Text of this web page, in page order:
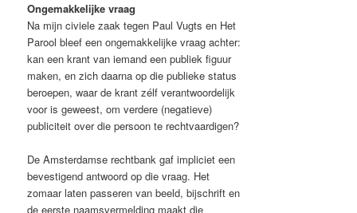
Ongemakkelijke vraag
Na mijn civiele zaak tegen Paul Vugts en Het
Parool bleef een ongemakkelijke vraag achter:
kan een krant van iemand een publiek figuur
maken, en zich daarna op die publieke status
beroepen, waar de krant zélf verantwoordelijk
voor is geweest, om verdere (negatieve)
publiciteit over die persoon te rechtvaardigen?
De Amsterdamse rechtbank gaf impliciet een
bevestigend antwoord op die vraag. Het
zomaar laten passeren van beeld, bijschrift en
de eerste naamsvermelding maakt die